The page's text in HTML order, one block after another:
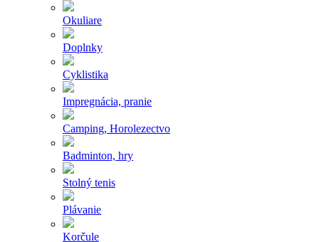
Okuliare
Doplnky
Cyklistika
Impregnácia, pranie
Camping, Horolezectvo
Badminton, hry
Stolný tenis
Plávanie
Korčule